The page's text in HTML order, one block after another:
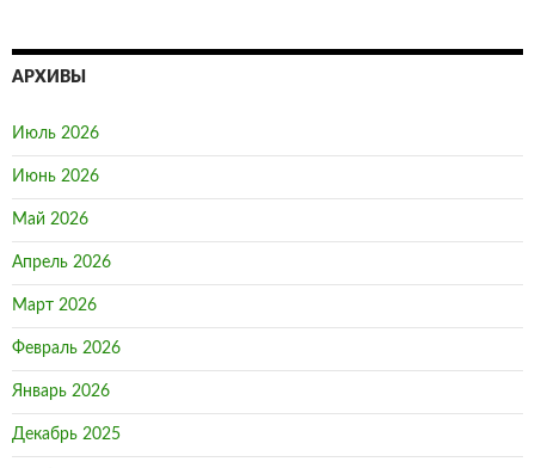
АРХИВЫ
Июль 2026
Июнь 2026
Май 2026
Апрель 2026
Март 2026
Февраль 2026
Январь 2026
Декабрь 2025